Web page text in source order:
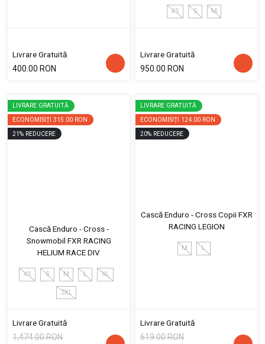
Livrare Gratuită
400.00 RON
XS S M
Livrare Gratuită
950.00 RON
LIVRARE GRATUITĂ
ECONOMISIȚI 315.00 RON
21% REDUCERE
Cască Enduro - Cross -
Snowmobil FXR RACING
HELIUM RACE DIV
XS S M L XL
2XL
Livrare Gratuită
1,474.00 RON
LIVRARE GRATUITĂ
ECONOMISIȚI 124.00 RON
20% REDUCERE
Cască Enduro - Cross Copii FXR
RACING LEGION
M L
Livrare Gratuită
619.00 RON